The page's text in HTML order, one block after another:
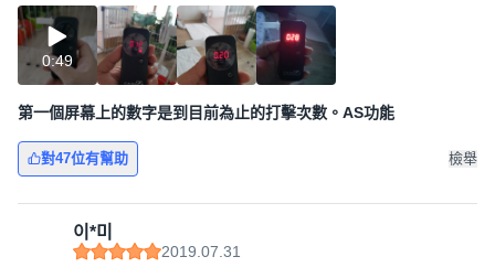
0:49
第一個屏幕上的數字是到目前為止的打擊次數。AS功能
對47位有幫助 檢舉
이*미
2019.07.31